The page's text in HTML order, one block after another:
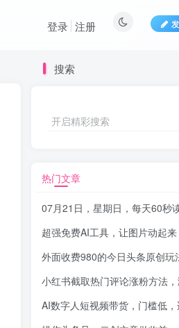
登录 注册
搜索
开启精彩搜索
热门文章